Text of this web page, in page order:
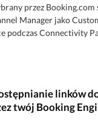
przez
Manager jako
podczas Connectivity
linków
twój Booking